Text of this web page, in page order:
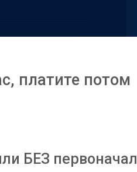
платите потом
БЕЗ